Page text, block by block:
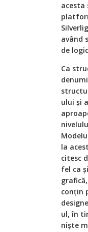
acesta
având
de
Ca
ului și
la
citesc
fel ca
conțin
ul, în
niște